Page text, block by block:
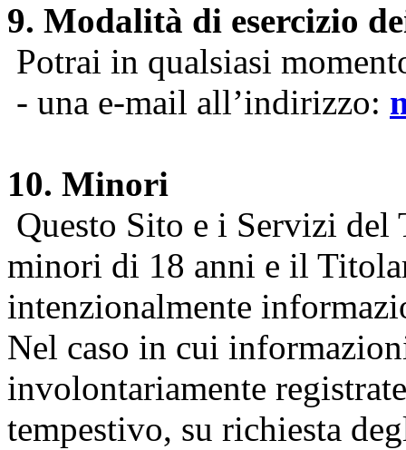
9. Modalità di esercizio
Potrai in qualsiasi
- una e-mail all’indirizzo:
10. Minori
Questo Sito e i Servizi del
minori di 18 anni e il
intenzionalmente
Nel caso in cui
involontariamente
tempestivo, su richiesta